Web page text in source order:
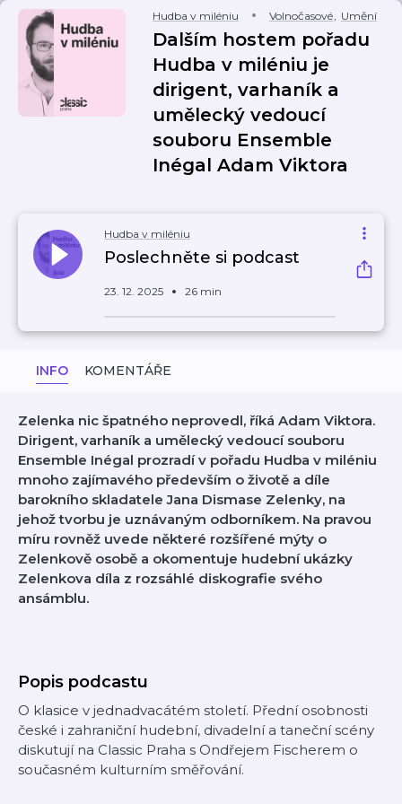
Hudba v miléniu Volnočasové, Umění
Dalším hostem pořadu
Hudba v miléniu je
dirigent, varhaník a
umělecký vedoucí
souboru Ensemble
Inégal Adam Viktora
Hudba v miléniu
Poslechněte si podcast
23. 12. 2025 26 min
INFO KOMENTÁŘE
Zelenka nic špatného neprovedl, říká Adam Viktora.
Dirigent, varhaník a umělecký vedoucí souboru
Ensemble Inégal prozradí v pořadu Hudba v miléniu
mnoho zajímavého především o životě a díle
barokního skladatele Jana Dismase Zelenky, na
jehož tvorbu je uznávaným odborníkem. Na pravou
míru rovněž uvede některé rozšířené mýty o
Zelenkově osobě a okomentuje hudební ukázky
Zelenkova díla z rozsáhlé diskografie svého
ansámblu.
Popis podcastu
O klasice v jednadvacátém století. Přední osobnosti
české i zahraniční hudební, divadelní a taneční scény
diskutují na Classic Praha s Ondřejem Fischerem o
současném kulturním směřování.